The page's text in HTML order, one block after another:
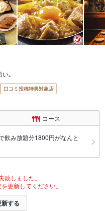
｡
口コミ投稿特典対象店
コース
飲み放題分1800円がなんと
しました。
更新してください。
する